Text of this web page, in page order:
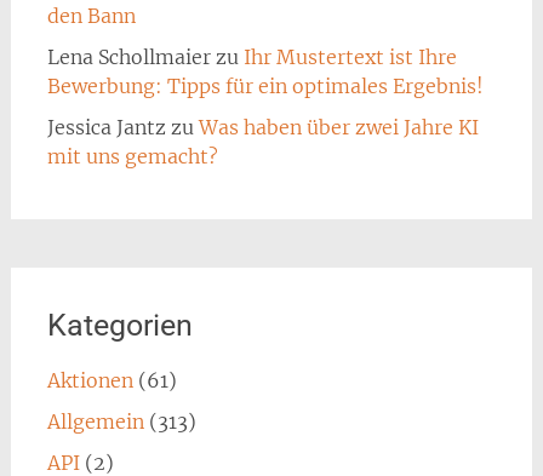
den Bann
Lena Schollmaierzu Ihr Mustertext ist Ihre
Bewerbung: Tipps für ein optimales Ergebnis!
Jessica Jantz zuWas haben über zwei Jahre KI
mit uns gemacht?
Kategorien
Aktionen (61)
Allgemein (313)
API(2)